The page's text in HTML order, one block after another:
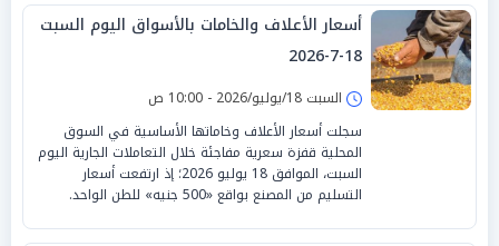
أسعار الأعلاف والخامات بالأسواق اليوم السبت
18-7-2026
السبت 18/يوليو/2026 - 10:00 ص
سجلت أسعار الأعلاف وخاماتها الأساسية في السوق
المحلية قفزة سعرية مفاجئة خلال التعاملات الجارية اليوم
السبت، الموافق 18 يوليو 2026؛ إذ ارتفعت أسعار
التسليم من المصنع بواقع «500 جنيه» للطن الواحد.